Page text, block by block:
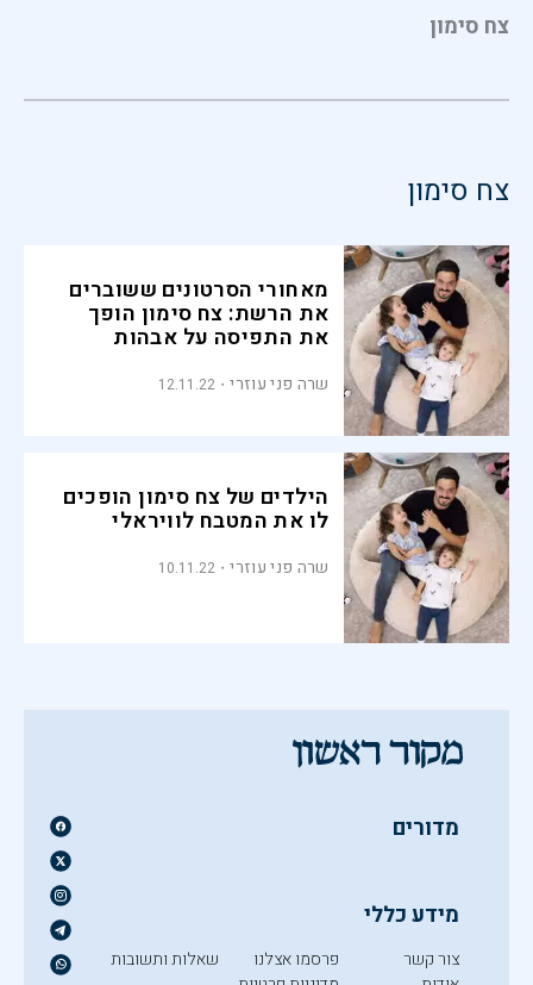
צח סימון
צח סימון
מאחורי הסרטונים ששוברים
את הרשת: צח סימון הופך
את התפיסה על אבהות
שרה פני עוזרי 12.11.22
הילדים של צח סימון הופכים
לו את המטבח לוויראלי
שרה פני עוזרי 10.11.22
מדורים
מידע כללי
צור קשר
פרסמו אצלנו
שאלות ותשובות